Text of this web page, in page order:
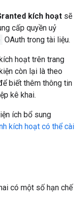
kích hoạt sẽ
cấp quyền uỷ
OAuth trong tài liệu.
hoạt trên trang
còn lại là theo
biết thêm thông tin
kê khai.
ích bổ sung
kích hoạt có thể cài
có một số hạn chế